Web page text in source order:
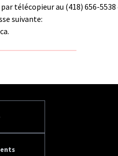
télécopieur au (418) 656-5538
suivante: